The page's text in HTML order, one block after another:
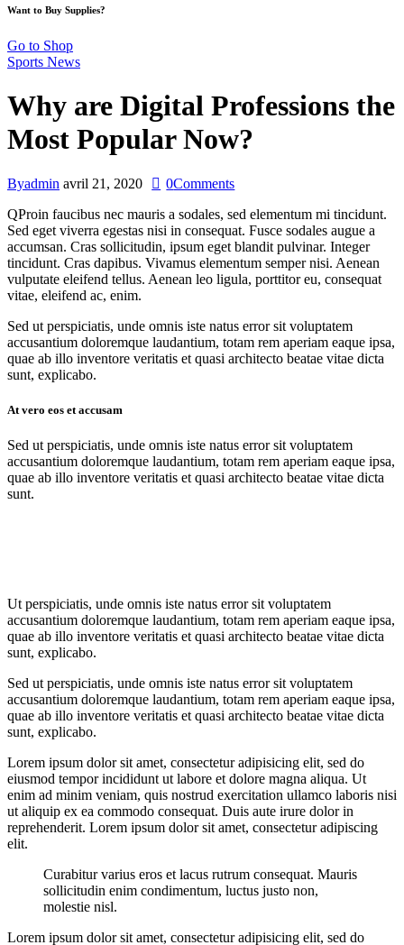
Want to Buy Supplies?
Go to Shop
Sports News
Why are Digital Professions the
Most Popular Now?
Byadmin avril 21, 2020 0Comments
QProin faucibus nec mauris a sodales, sed elementum mi tincidunt.
Sed eget viverra egestas nisi in consequat. Fusce sodales augue a
accumsan. Cras sollicitudin, ipsum eget blandit pulvinar. Integer
tincidunt. Cras dapibus. Vivamus elementum semper nisi. Aenean
vulputate eleifend tellus. Aenean leo ligula, porttitor eu, consequat
vitae, eleifend ac, enim.
Sed ut perspiciatis, unde omnis iste natus error sit voluptatem
accusantium doloremque laudantium, totam rem aperiam eaque ipsa,
quae ab illo inventore veritatis et quasi architecto beatae vitae dicta
sunt, explicabo.
At vero eos et accusam
Sed ut perspiciatis, unde omnis iste natus error sit voluptatem
accusantium doloremque laudantium, totam rem aperiam eaque ipsa,
quae ab illo inventore veritatis et quasi architecto beatae vitae dicta
sunt.
Ut perspiciatis, unde omnis iste natus error sit voluptatem
accusantium doloremque laudantium, totam rem aperiam eaque ipsa,
quae ab illo inventore veritatis et quasi architecto beatae vitae dicta
sunt, explicabo.
Sed ut perspiciatis, unde omnis iste natus error sit voluptatem
accusantium doloremque laudantium, totam rem aperiam eaque ipsa,
quae ab illo inventore veritatis et quasi architecto beatae vitae dicta
sunt, explicabo.
Lorem ipsum dolor sit amet, consectetur adipisicing elit, sed do
eiusmod tempor incididunt ut labore et dolore magna aliqua. Ut
enim ad minim veniam, quis nostrud exercitation ullamco laboris nisi
ut aliquip ex ea commodo consequat. Duis aute irure dolor in
reprehenderit. Lorem ipsum dolor sit amet, consectetur adipiscing
elit.
Curabitur varius eros et lacus rutrum consequat. Mauris
sollicitudin enim condimentum, luctus justo non,
molestie nisl.
Lorem ipsum dolor sit amet, consectetur adipisicing elit, sed do